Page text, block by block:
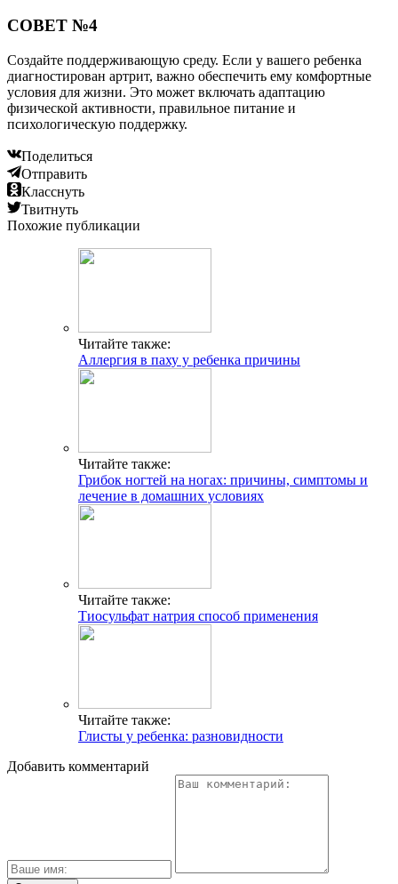
СОВЕТ №4
Создайте поддерживающую среду. Если у вашего ребенка
диагностирован артрит, важно обеспечить ему комфортные
условия для жизни. Это может включать адаптацию
физической активности, правильное питание и
психологическую поддержку.
Поделиться
Отправить
Класснуть
Твитнуть
Похожие публикации
Читайте также:
Аллергия в паху у ребенка причины
Читайте также:
Грибок ногтей на ногах: причины, симптомы и
лечение в домашних условиях
Читайте также:
Тиосульфат натрия способ применения
Читайте также:
Глисты у ребенка: разновидности
Добавить комментарий